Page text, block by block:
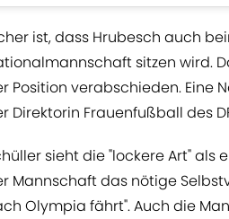
ist, dass Hrubesch auch
sitzen wird.
Position verabschieden. Eine
Direktorin Frauenfußball des
sieht die "lockere Art" als
Mannschaft das nötige
Olympia fährt". Auch die